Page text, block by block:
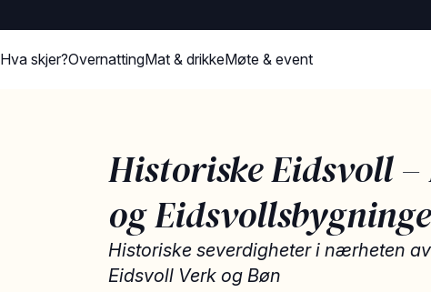
Hva skjer?OvernattingMat & drikkeMøte & event
Historiske Eidsvoll
og
Historiske severdigheter i nærheten
Eidsvoll Verk og Bøn